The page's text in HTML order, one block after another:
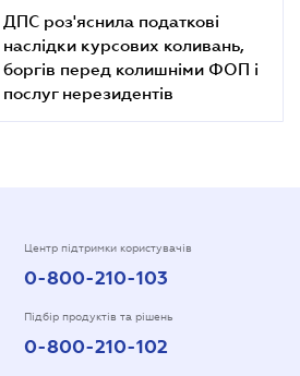
ДПС роз'яснила податкові
наслідки курсових коливань,
боргів перед колишніми ФОП і
послуг нерезидентів
Центр підтримки користувачів
0-800-210-103
Підбір продуктів та рішень
0-800-210-102